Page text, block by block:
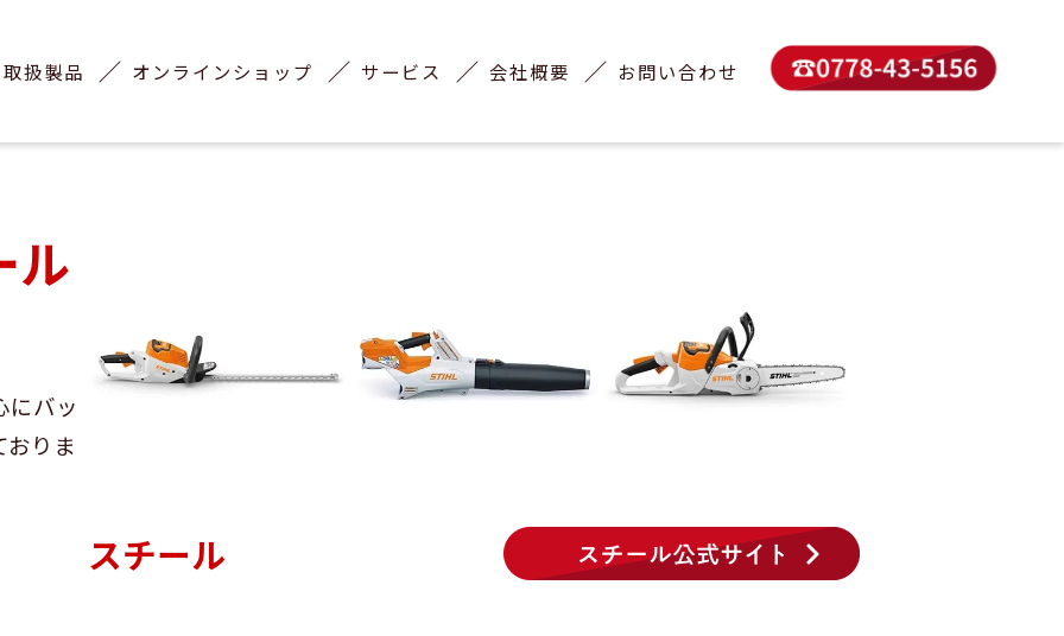
取扱製品 オンラインショップ サービス 会社概要 お問い合わせ
ル
にバッ
りま
スチール